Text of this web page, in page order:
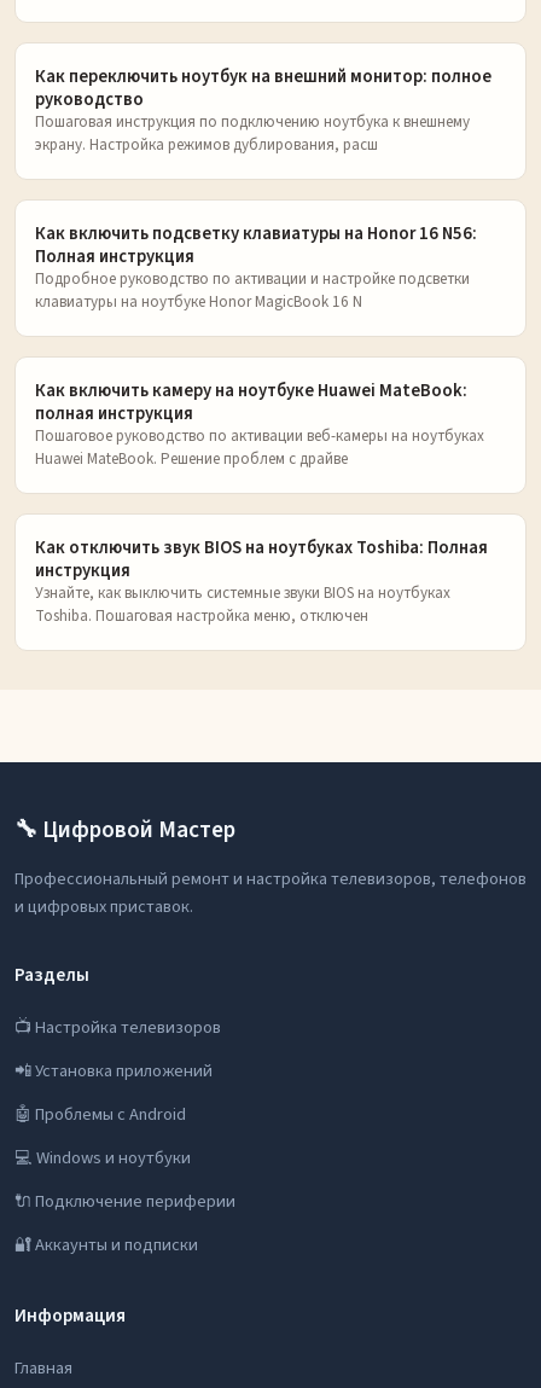
Как переключить ноутбук на внешний монитор: полное
руководство
Пошаговая инструкция по подключению ноутбука к внешнему
экрану. Настройка режимов дублирования, расш
Как включить подсветку клавиатуры на Honor 16 N56:
Полная инструкция
Подробное руководство по активации и настройке подсветки
клавиатуры на ноутбуке Honor MagicBook 16 N
Как включить камеру на ноутбуке Huawei MateBook:
полная инструкция
Пошаговое руководство по активации веб-камеры на ноутбуках
Huawei MateBook. Решение проблем с драйве
Как отключить звук BIOS на ноутбуках Toshiba: Полная
инструкция
Узнайте, как выключить системные звуки BIOS на ноутбуках
Toshiba. Пошаговая настройка меню, отключен
🔧 Цифровой Мастер
Профессиональный ремонт и настройка телевизоров, телефонов
и цифровых приставок.
Разделы
📺 Настройка телевизоров
📲 Установка приложений
🤖 Проблемы с Android
💻 Windows и ноутбуки
🔌 Подключение периферии
🔐 Аккаунты и подписки
Информация
Главная